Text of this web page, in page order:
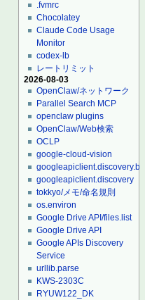
.fvmrc
Chocolatey
Claude Code Usage
Monitor
codex-lb
レートリミット
2026-08-03
OpenClaw/ネットワーク
Parallel Search MCP
openclaw plugins
OpenClaw/Web検索
OCLP
google-cloud-vision
googleapiclient.discovery
tokkyo/メモ/命名規則
os.environ
Google Drive API/files.list
Google Drive API
Google APIs Discovery
Service
urllib.parse
KWS-2303C
RYUW122_DK